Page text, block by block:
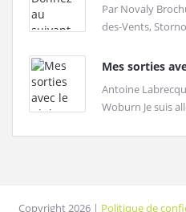
Par Novaly
des-Vents,
Mes sorties
Antoine
Woburn Je suis
Copyright 2026 | Politique de